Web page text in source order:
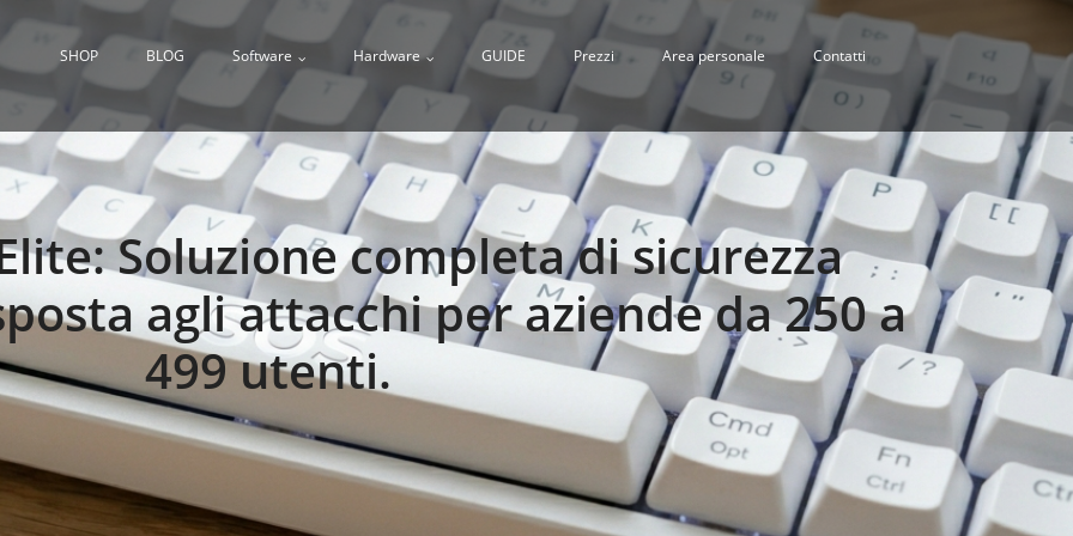
SHOP BLOG Software Hardware GUIDE Prezzi Area personale Contatti
Soluzione completa di sicurezza
agli attacchi per aziende da 250 a
499 utenti.